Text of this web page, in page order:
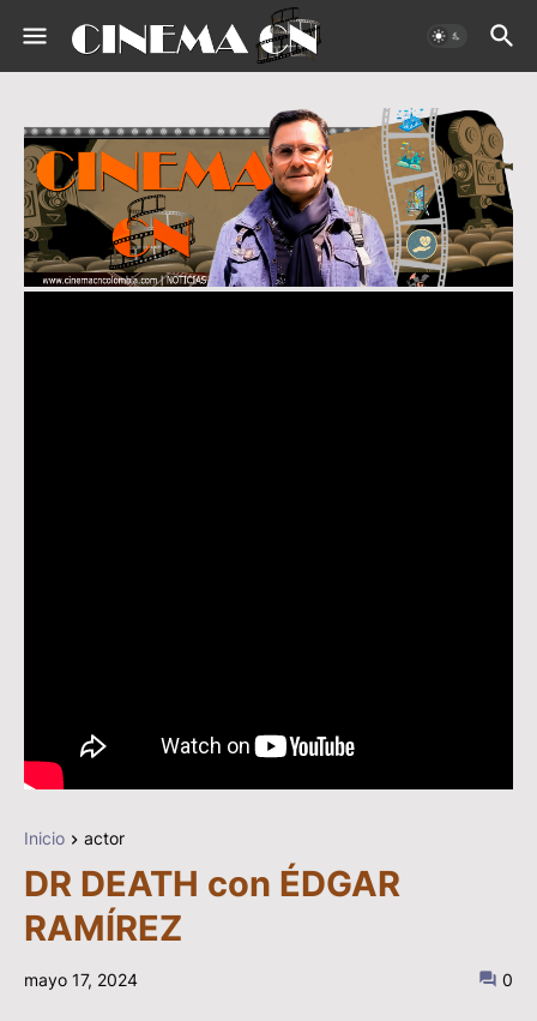
Inicio actor
DR DEATH con ÉDGAR
RAMÍREZ
mayo 17, 2024 0